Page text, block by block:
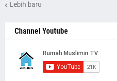
Lebih baru
Channel Youtube